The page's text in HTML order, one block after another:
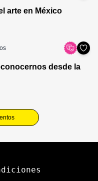
arte en México
desde la